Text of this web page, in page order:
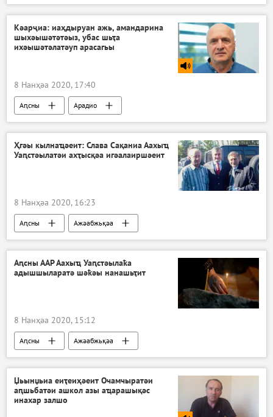
Ажәабжьқәа
Кәарҷиа: иаҳдыруан ажь, амандарина
шыхәышәтәтәыз, убас шьҭа
ихәышәтәлатәуп арасагьы
8 Нанҳәа 2020, 17:40
Аԥсны Арадио
Ҳгәы кылнаҵәеит: Слава Сақаниа Аахыҵ
Уаԥстәылатәи ахҭысқәа игәалаиршәеит
8 Нанҳәа 2020, 16:23
Аԥсны Ажәабжьқәа
Аԥсны ААР Аахыҵ Уаԥстәылаҟа
адышшыларатә шәҟәы нанашьҭит
8 Нанҳәа 2020, 15:12
Аԥсны Ажәабжьқәа
Џьынџьиа еиҭеиҳәеит Очамчыратәи
аԥшьбатәи ашкол азы аҵарашықәс
инахар залшо